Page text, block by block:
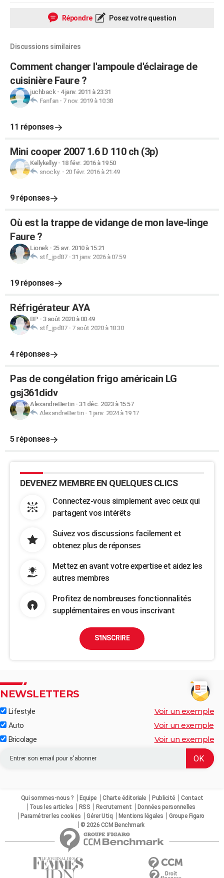
Répondre Posez votre question
Discussions similaires
Comment changer l'ampoule d'éclairage de
cuisinière Faure ?
juchback- 4 janv. 2011 à 23:31
Fanfan- 7 nov. 2019 à 10:38
11 réponses
Mini cooper 2007 1.6 D 110 ch (3p)
Kellykellyy- 18 févr. 2016 à 19:50
snocky. - 20 févr. 2016 à 21:49
9 réponses
Où est la trappe de vidange de mon lave-linge
Faure ?
Lionek- 25 avr. 2010 à 15:21
stf_jpd87- 31 janv. 2026 à 07:59
19 réponses
Réfrigérateur AYA
BP - 3 août 2020 à 00:49
stf_jpd87- 7 août 2020 à 18:30
4 réponses
Pas de congélation frigo américain LG
gsj361didv
AlexandreBertin- 31 déc. 2023 à 15:57
AlexandreBertin- 1 janv. 2024 à 19:17
5 réponses
DEVENEZ MEMBRE EN QUELQUES CLICS
Connectez-vous simplement avec ceux qui
partagent vos intérêts
Suivez vos discussions facilement et
obtenez plus de réponses
Mettez en avant votre expertise et aidez les
autres membres
Profitez de nombreuses fonctionnalités
supplémentaires en vous inscrivant
S'INSCRIRE
NEWSLETTERS
Lifestyle Voir un exemple
Auto Voir un exemple
Bricolage Voir un exemple
Qui sommes-nous ? Equipe Charte éditoriale Publicité
Contact
Tous les articles
RSS Recrutement
Données personnelles
Paramétrer les cookies
Gérer Utiq Mentions légales
Groupe Figaro
© 2026 CCM Benchmark